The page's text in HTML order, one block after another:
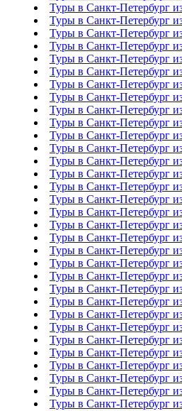
Туры в Санкт-Петербург
Туры в Санкт-Петербург
Туры в Санкт-Петербург
Туры в Санкт-Петербург
Туры в Санкт-Петербург
Туры в Санкт-Петербург
Туры в Санкт-Петербург
Туры в Санкт-Петербург
Туры в Санкт-Петербург
Туры в Санкт-Петербург
Туры в Санкт-Петербург
Туры в Санкт-Петербург
Туры в Санкт-Петербург
Туры в Санкт-Петербург
Туры в Санкт-Петербург
Туры в Санкт-Петербург
Туры в Санкт-Петербург
Туры в Санкт-Петербург
Туры в Санкт-Петербург
Туры в Санкт-Петербург
Туры в Санкт-Петербург
Туры в Санкт-Петербург
Туры в Санкт-Петербург
Туры в Санкт-Петербург
Туры в Санкт-Петербург
Туры в Санкт-Петербург
Туры в Санкт-Петербург
Туры в Санкт-Петербург
Туры в Санкт-Петербург
Туры в Санкт-Петербург
Туры в Санкт-Петербург
Туры в Санкт-Петербург